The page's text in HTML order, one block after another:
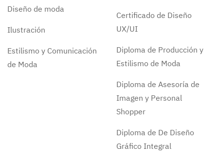
Diseño de moda
Ilustración
Estilismo y Comunicación
de Moda
Certificado de Diseño
UX/UI
Diploma de Producción y
Estilismo de Moda
Diploma de Asesoría de
Imagen y Personal
Shopper
Diploma de De Diseño
Gráfico Integral